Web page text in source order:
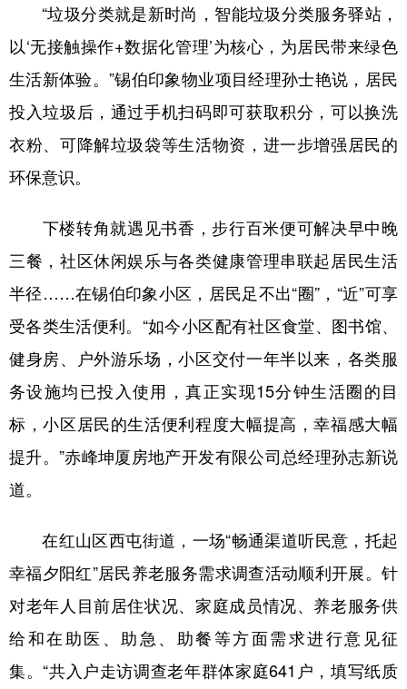
地方频道
北京 天津 河北 山西
辽宁 吉林 上海 江苏
浙江
山东 河南 湖北 湖南
广东 广西 海南 重庆
四川 贵州 云南 西藏
陕西 甘肃 青海 宁夏
新疆 内蒙古 黑龙江
“垃圾分类就是新时尚，智能垃圾分类服务驿站，
以‘无接触操作+数据化管理’为核心，为居民带来绿色
生活新体验。”锡伯印象物业项目经理孙士艳说，居民
投入垃圾后，通过手机扫码即可获取积分，可以换洗
衣粉、可降解垃圾袋等生活物资，进一步增强居民的
环保意识。
下楼转角就遇见书香，步行百米便可解决早中晚
三餐，社区休闲娱乐与各类健康管理串联起居民生活
半径……在锡伯印象小区，居民足不出“圈”，“近”可享
受各类生活便利。“如今小区配有社区食堂、图书馆、
健身房、户外游乐场，小区交付一年半以来，各类服
务设施均已投入使用，真正实现15分钟生活圈的目
标，小区居民的生活便利程度大幅提高，幸福感大幅
提升。”赤峰坤厦房地产开发有限公司总经理孙志新说
道。
在红山区西屯街道，一场“畅通渠道听民意，托起
幸福夕阳红”居民养老服务需求调查活动顺利开展。针
对老年人目前居住状况、家庭成员情况、养老服务供
给和在助医、助急、助餐等方面需求进行意见征
集。“共入户走访调查老年群体家庭641户，填写纸质